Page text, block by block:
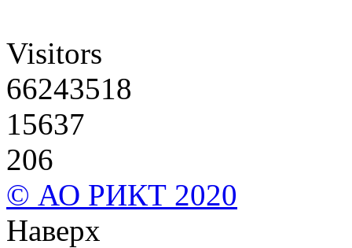
Visitors
66243518
15637
206
© АО РИКТ 2020
Наверх